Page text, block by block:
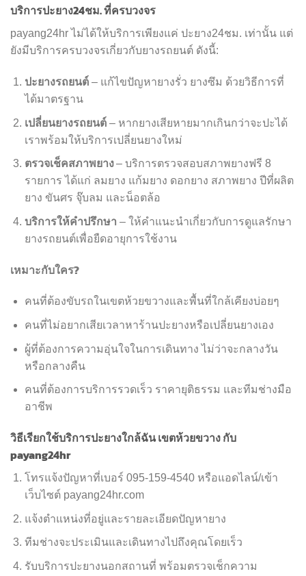
บริการปะยาง24ชม. ที่ครบวงจร
payang24hr ไม่ได้ให้บริการเพียงแค่ ปะยาง24ชม. เท่านั้น แต่
ยังมีบริการครบวงจรเกี่ยวกับยางรถยนต์ ดังนี้:
ปะยางรถยนต์– แก้ไขปัญหายางรั่ว ยางซึม ด้วยวิธีการที่
ได้มาตรฐาน
เปลี่ยนยางรถยนต์– หากยางเสียหายมากเกินกว่าจะปะได้
เราพร้อมให้บริการเปลี่ยนยางใหม่
ตรวจเช็คสภาพยาง– บริการตรวจสอบสภาพยางฟรี 8
รายการ ได้แก่ ลมยาง แก้มยาง ดอกยาง สภาพยาง ปีที่ผลิต
ยาง ขันศร จุ๊บลม และน็อตล้อ
บริการให้คำปรึกษา – ให้คำแนะนำเกี่ยวกับการดูแลรักษา
ยางรถยนต์เพื่อยืดอายุการใช้งาน
เหมาะกับใคร?
คนที่ต้องขับรถในเขตห้วยขวางและพื้นที่ใกล้เคียงบ่อยๆ
คนที่ไม่อยากเสียเวลาหาร้านปะยางหรือเปลี่ยนยางเอง
ผู้ที่ต้องการความอุ่นใจในการเดินทาง ไม่ว่าจะกลางวัน
หรือกลางคืน
คนที่ต้องการบริการรวดเร็ว ราคายุติธรรม และทีมช่างมือ
อาชีพ
วิธีเรียกใช้บริการปะยางใกล้ฉัน เขตห้วยขวาง กับ
payang24hr
โทรแจ้งปัญหาที่เบอร์ 095-159-4540 หรือแอดไลน์/เข้า
เว็บไซต์ payang24hr.com
แจ้งตำแหน่งที่อยู่และรายละเอียดปัญหายาง
ทีมช่างจะประเมินและเดินทางไปถึงคุณโดยเร็ว
รับบริการปะยางนอกสถานที่ พร้อมตรวจเช็กความ